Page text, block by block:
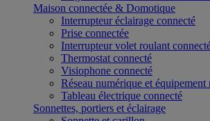
Maison connectée & Domotique
Interrupteur éclairage connecté
Prise connectée
Interrupteur volet roulant
Thermostat connecté
Visiophone connecté
Réseau numérique et équipement
Tableau électrique connecté
Sonnettes, portiers et éclairage